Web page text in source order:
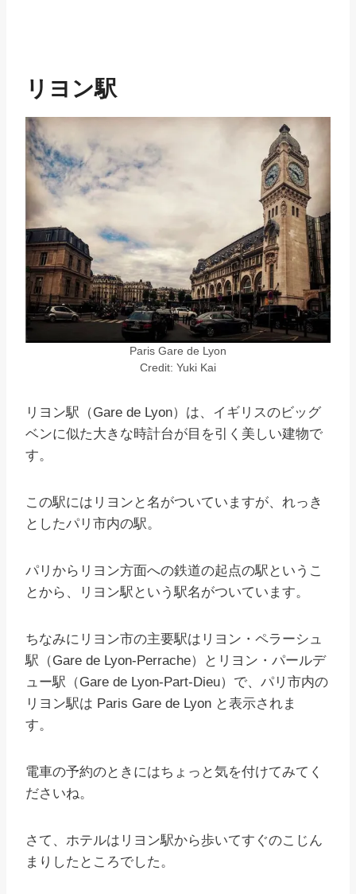
リヨン駅
Paris Gare de Lyon
Credit: Yuki Kai
リヨン駅（Gare de Lyon）は、イギリスのビッグ
ベンに似た大きな時計台が目を引く美しい建物で
す。
この駅にはリヨンと名がついていますが、れっき
としたパリ市内の駅。
パリからリヨン方面への鉄道の起点の駅というこ
とから、リヨン駅という駅名がついています。
ちなみにリヨン市の主要駅はリヨン・ペラーシュ
駅（Gare de Lyon-Perrache）とリヨン・パールデ
ュー駅（Gare de Lyon-Part-Dieu）で、パリ市内の
リヨン駅は Paris Gare de Lyon と表示されま
す。
電車の予約のときにはちょっと気を付けてみてく
ださいね。
さて、ホテルはリヨン駅から歩いてすぐのこじん
まりしたところでした。